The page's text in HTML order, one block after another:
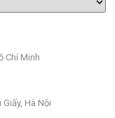
Chí Minh
Hà Nội